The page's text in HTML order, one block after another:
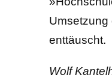
Umsetzung
enttäuscht.
Wolf